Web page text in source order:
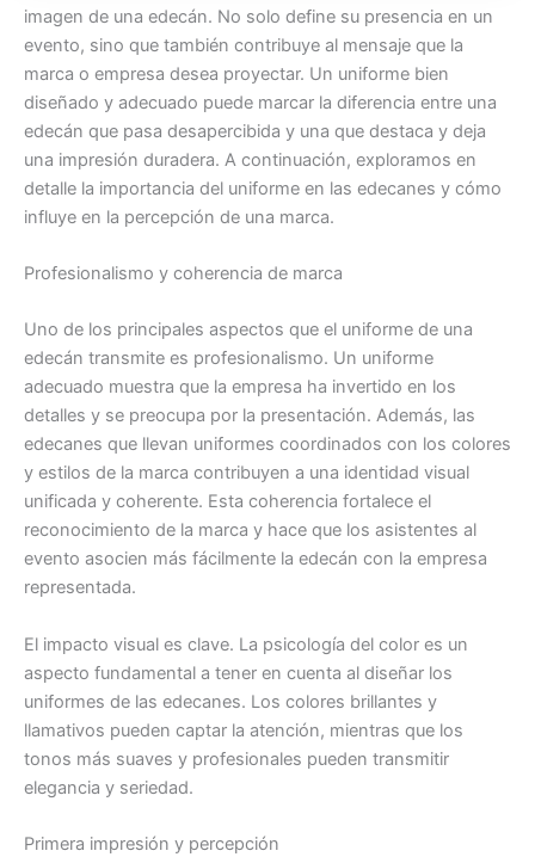
imagen de una edecán. No solo define su presencia en un
evento, sino que también contribuye al mensaje que la
marca o empresa desea proyectar. Un uniforme bien
diseñado y adecuado puede marcar la diferencia entre una
edecán que pasa desapercibida y una que destaca y deja
una impresión duradera. A continuación, exploramos en
detalle la importancia del uniforme en las edecanes y cómo
influye en la percepción de una marca.
Profesionalismo y coherencia de marca
Uno de los principales aspectos que el uniforme de una
edecán transmite es profesionalismo. Un uniforme
adecuado muestra que la empresa ha invertido en los
detalles y se preocupa por la presentación. Además, las
edecanes que llevan uniformes coordinados con los colores
y estilos de la marca contribuyen a una identidad visual
unificada y coherente. Esta coherencia fortalece el
reconocimiento de la marca y hace que los asistentes al
evento asocien más fácilmente la edecán con la empresa
representada.
El impacto visual es clave. La psicología del color es un
aspecto fundamental a tener en cuenta al diseñar los
uniformes de las edecanes. Los colores brillantes y
llamativos pueden captar la atención, mientras que los
tonos más suaves y profesionales pueden transmitir
elegancia y seriedad.
Primera impresión y percepción